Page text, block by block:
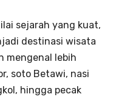
sejarah yang kuat,
destinasi wisata
mengenal lebih
soto Betawi, nasi
hingga pecak